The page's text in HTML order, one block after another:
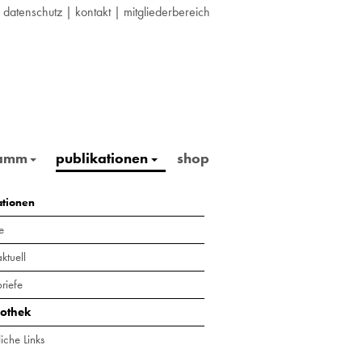
datenschutz | kontakt| mitgliederbereich
publikationen shop
Links